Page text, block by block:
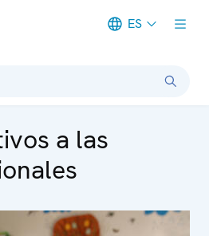
ES
a las